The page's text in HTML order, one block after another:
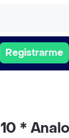
Registrarme
10 *